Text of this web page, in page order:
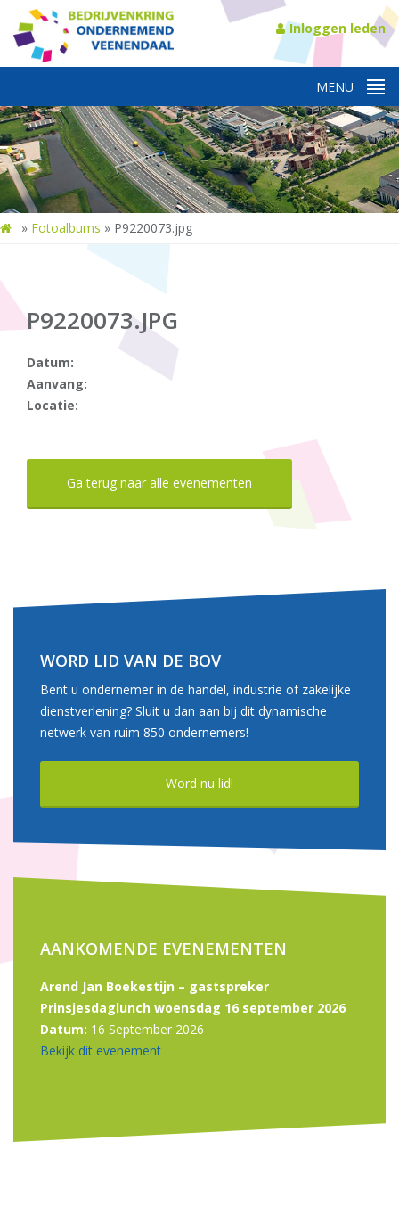
Inloggen leden
» Fotoalbums » P9220073.jpg
P9220073.JPG
Datum:
Aanvang:
Locatie:
Ga terug naar alle evenementen
WORD LID VAN DE BOV
Bent u ondernemer in de handel, industrie of zakelijke
dienstverlening? Sluit u dan aan bij dit dynamische
netwerk van ruim 850 ondernemers!
Word nu lid!
AANKOMENDE EVENEMENTEN
Arend Jan Boekestijn – gastspreker
Prinsjesdaglunch woensdag 16 september 2026
Datum: 16 September 2026
Bekijk dit evenement